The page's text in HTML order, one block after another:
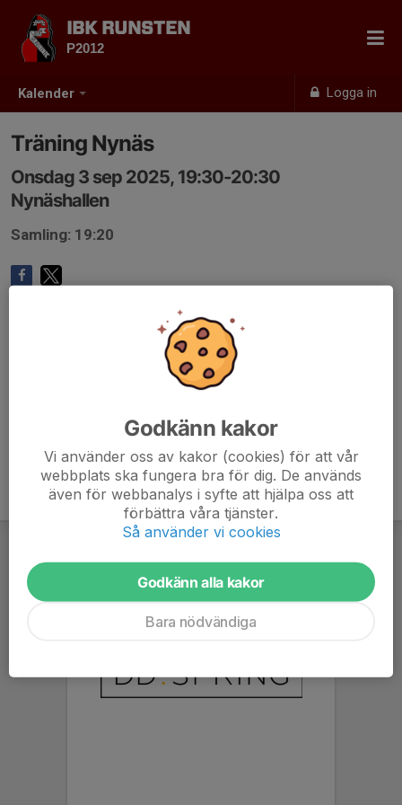
Kalender Logga in
IBK RUNSTEN
P2012
Träning Nynäs
Onsdag 3 sep 2025, 19:30-20:30
Nynäshallen
Samling: 19:20
Godkänn kakor
Vi använder oss av kakor (cookies) för att vår
webbplats ska fungera bra för dig. De används
även för webbanalys i syfte att hjälpa oss att
förbättra våra tjänster.
Så använder vi cookies
Godkänn alla kakor
Bara nödvändiga